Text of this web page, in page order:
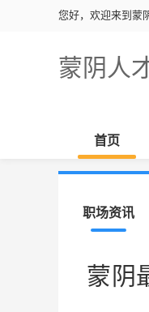
您好，欢迎来到蒙
蒙阴人
首页
职场资讯
蒙阴